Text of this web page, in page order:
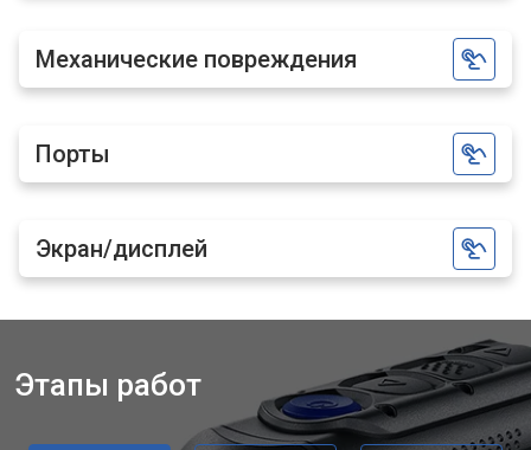
Механические повреждения
Порты
Экран/дисплей
Этапы работ